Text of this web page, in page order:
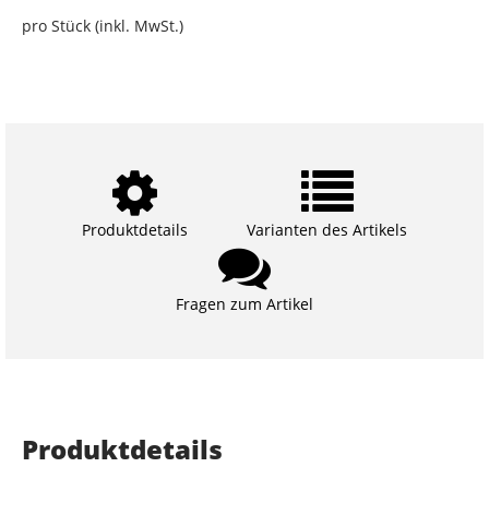
pro Stück (inkl. MwSt.)
Produktdetails Varianten des Artikels
Fragen zum Artikel
Produktdetails